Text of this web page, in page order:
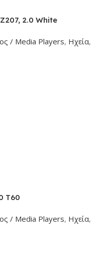
2.0 White
/ Media Players, Ηχεία,
T60
/ Media Players, Ηχεία,